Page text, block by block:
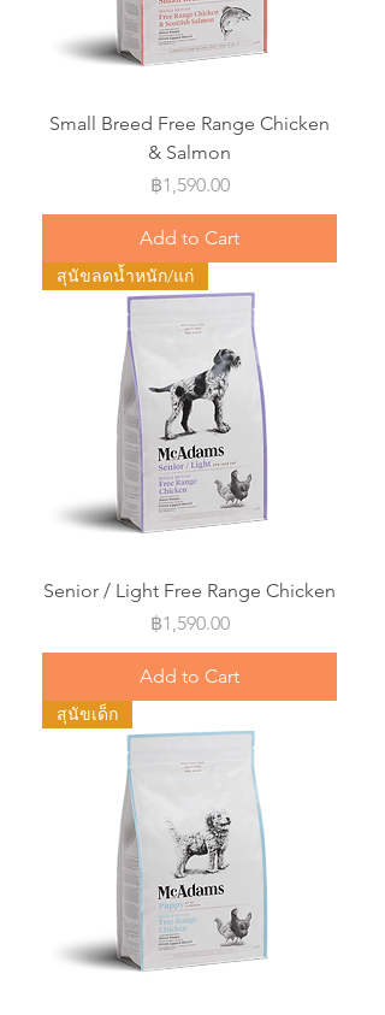
Small Breed Free Range Chicken
& Salmon
Price
฿1,590.00
Add to Cart
สุนัขลดน้ำหนัก/แก่
Senior / Light Free Range Chicken
Price
฿1,590.00
Add to Cart
สุนัขเด็ก